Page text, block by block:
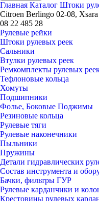
Главная Каталог Штоки
Citroen Berlingo 02-08,
08 22 485 28
Рулевые рейки
Штоки рулевых реек
Сальники
Втулки рулевых реек
Ремкомплекты рулевых
Тефлоновые кольца
Хомуты
Подшипники
Фолье, Боковые Поджимы
Резиновые кольца
Рулевые тяги
Рулевые наконечники
Пыльники
Пружины
Детали гидравлических
Состав инструмента и
Бачки, фильтры ГУР
Рулевые карданчики и
Крестовины рулевых